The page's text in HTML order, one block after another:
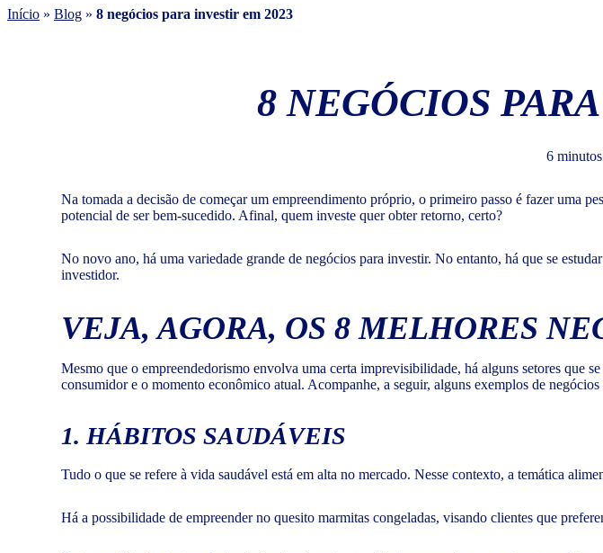
Início » Blog » 8 negócios para investir em 2023
8 NEGÓCIOS
6
Na tomada a decisão de começar um empreendimento próprio, o primeiro passo é fazer uma
potencial de ser bem-sucedido. Afinal, quem investe quer obter retorno, certo?
No novo ano, há uma variedade grande de negócios para investir. No entanto, há que se
investidor.
VEJA, AGORA, OS 8 MELHORES
Mesmo que o empreendedorismo envolva uma certa imprevisibilidade, há alguns setores que
consumidor e o momento econômico atual. Acompanhe, a seguir, alguns exemplos de
1. HÁBITOS SAUDÁVEIS
Tudo o que se refere à vida saudável está em alta no mercado. Nesse contexto, a temática
Há a possibilidade de empreender no quesito marmitas congeladas, visando clientes que